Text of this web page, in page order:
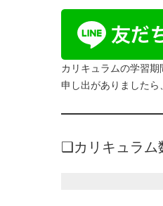
カリキュラムの学習
申し出がありましたら
❑カリキュラム